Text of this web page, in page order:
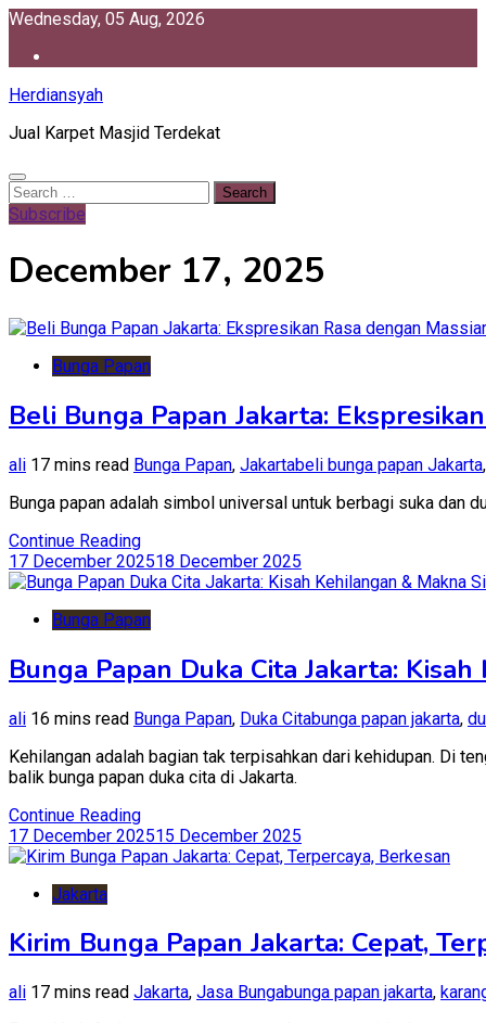
Skip
content
Wednesday, 05 Aug, 2026
Herdiansyah
Jual Karpet Masjid Terdekat
Search
for:
Subscribe
December 17, 2025
Bunga Papan
Beli Bunga Papan Jakarta:
ali 17 mins read Bunga Papan, Jakartabeli bunga papan Jakarta
Bunga papan adalah simbol universal untuk berbagi suka dan
Continue Reading
17 December 202518 December 2025
Bunga Papan
Bunga Papan Duka Cita Jakarta:
ali 16 mins read Bunga Papan, Duka Citabunga papan jakarta,
Kehilangan adalah bagian tak terpisahkan dari kehidupan. Di
balik bunga papan duka cita di Jakarta.
Continue Reading
17 December 202515 December 2025
Jakarta
Kirim Bunga Papan Jakarta: Cepat,
ali 17 mins read Jakarta, Jasa Bungabunga papan jakarta,